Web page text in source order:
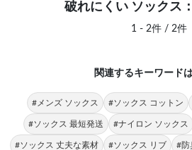
破れにくい ソックス
1 - 2件 / 2件
関連するキーワード
#メンズ ソックス #ソックス コットン
#ソックス 最短発送 #ナイロン ソックス
#ソックス 丈夫な素材 #ソックス リブ #防